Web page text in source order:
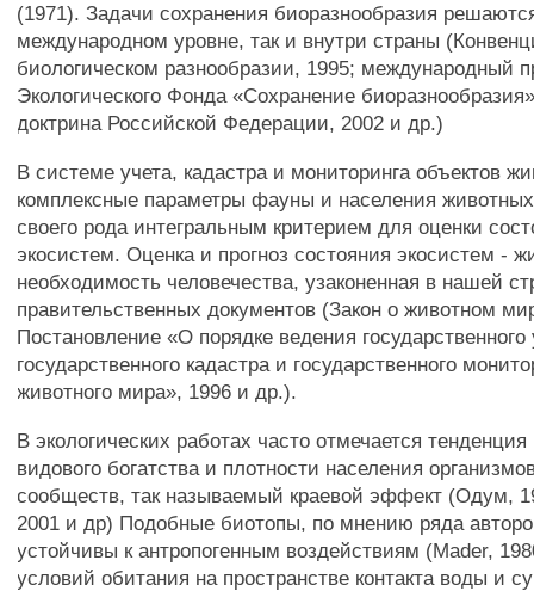
(1971). Задачи сохранения биоразнообразия
международном уровне, так и внутри страны
биологическом разнообразии, 1995; международный
Экологического Фонда «Сохранение
доктрина Российской Федерации, 2002 и др.)
В системе учета, кадастра и мониторинга объектов
комплексные параметры фауны и населения
своего рода интегральным критерием для оценки
экосистем. Оценка и прогноз состояния экосистем -
необходимость человечества, узаконенная в нашей
правительственных документов (Закон о животном
Постановление «О порядке ведения государственного
государственного кадастра и государственного
животного мира», 1996 и др.).
В экологических работах часто отмечается
видового богатства и плотности населения
сообществ, так называемый краевой эффект (Одум,
2001 и др) Подобные биотопы, по мнению ряда
устойчивы к антропогенным воздействиям (Mader,
условий обитания на пространстве контакта воды и